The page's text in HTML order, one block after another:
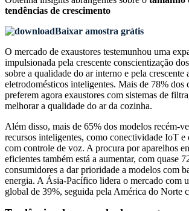
tendências de crescimento
Baixar amostra grátis
O mercado de exaustores testemunhou uma
impulsionada pela crescente conscientização
sobre a qualidade do ar interno e pela crescente
eletrodomésticos inteligentes. Mais de 78% dos
preferem agora exaustores com sistemas de
melhorar a qualidade do ar da cozinha.
Além disso, mais de 65% dos modelos recém-
recursos inteligentes, como conectividade IoT
com controle de voz. A procura por aparelhos
eficientes também está a aumentar, com quase
consumidores a dar prioridade a modelos com
energia. A Ásia-Pacífico lidera o mercado com
global de 39%, seguida pela América do Norte